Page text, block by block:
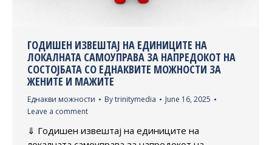
ГОДИШЕН ИЗВЕШТАЈ НА ЕДИНИЦИТЕ НА
ЛОКАЛНАТА САМОУПРАВА ЗА НАПРЕДОКОТ НА
СОСТОЈБАТА СО ЕДНАКВИТЕ МОЖНОСТИ ЗА
ЖЕНИТЕ И МАЖИТЕ
Еднакви можности Bytrinitymedia
June 16, 2025
Leave a comment
⇓ Годишен извештај на единиците на